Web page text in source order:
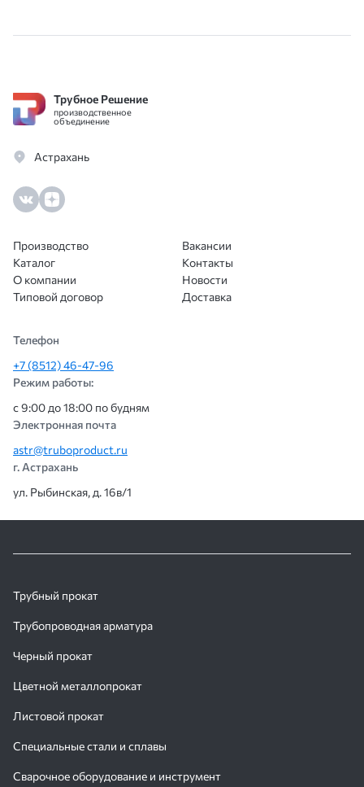
Трубное Решение
производственное
объединение
Астрахань
Производство
Каталог
О компании
Типовой договор
Вакансии
Контакты
Новости
Доставка
Телефон
+7 (8512) 46-47-96
Режим работы:
с 9:00 до 18:00 по будням
Электронная почта
astr@truboproduct.ru
г. Астрахань
ул. Рыбинская, д. 16в/1
Трубный прокат
Трубопроводная арматура
Черный прокат
Цветной металлопрокат
Листовой прокат
Специальные стали и сплавы
Сварочное оборудование и инструмент